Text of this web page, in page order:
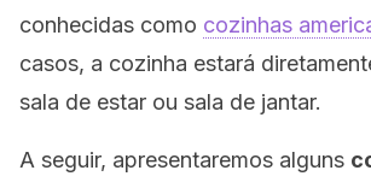
conhecidas como cozinhas
casos, a cozinha estará
sala de estar ou sala de jantar.
A seguir, apresentaremos alguns